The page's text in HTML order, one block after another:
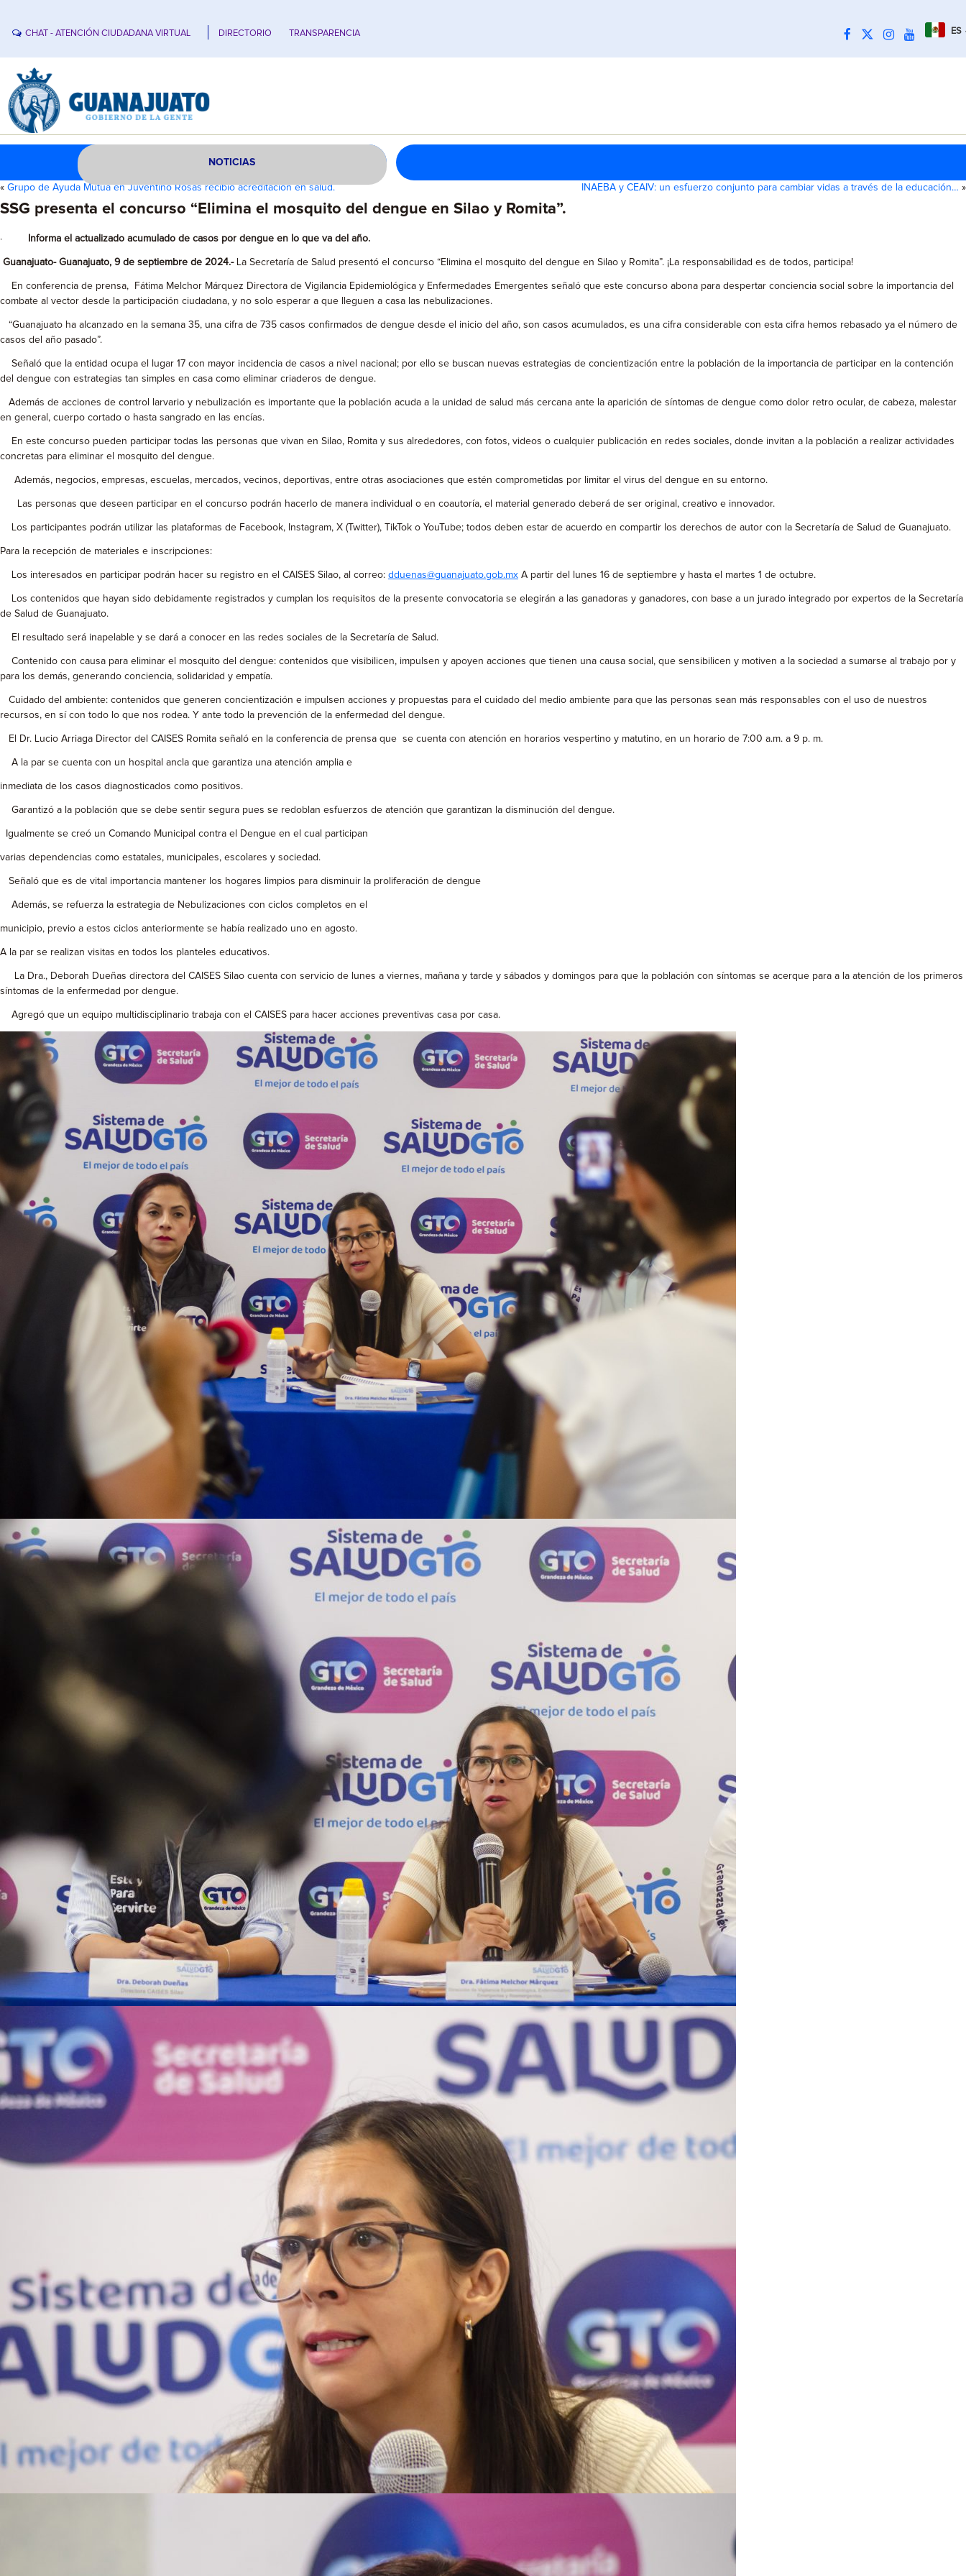
CHAT - ATENCIÓN CIUDADANA VIRTUAL DIRECTORIO TRANSPARENCIA ES
NOTICIAS
« Grupo de Ayuda Mutua en Juventino Rosas recibió acreditación en salud. INAEBA y CEAIV: un esfuerzo conjunto para cambiar vidas a través de la educación… »
SSG presenta el concurso “Elimina el mosquito del dengue en Silao y Romita”.
· Informa el actualizado acumulado de casos por dengue en lo que va del año.
Guanajuato- Guanajuato, 9 de septiembre de 2024.- La Secretaría de Salud presentó el concurso “Elimina el mosquito del dengue en Silao y Romita”. ¡La responsabilidad es de todos, participa!
En conferencia de prensa, Fátima Melchor Márquez Directora de Vigilancia Epidemiológica y Enfermedades Emergentes señaló que este concurso abona para despertar conciencia social sobre la importancia del
combate al vector desde la participación ciudadana, y no solo esperar a que lleguen a casa las nebulizaciones.
“Guanajuato ha alcanzado en la semana 35, una cifra de 735 casos confirmados de dengue desde el inicio del año, son casos acumulados, es una cifra considerable con esta cifra hemos rebasado ya el número de
casos del año pasado”.
Señaló que la entidad ocupa el lugar 17 con mayor incidencia de casos a nivel nacional; por ello se buscan nuevas estrategias de concientización entre la población de la importancia de participar en la contención
del dengue con estrategias tan simples en casa como eliminar criaderos de dengue.
Además de acciones de control larvario y nebulización es importante que la población acuda a la unidad de salud más cercana ante la aparición de síntomas de dengue como dolor retro ocular, de cabeza, malestar
en general, cuerpo cortado o hasta sangrado en las encías.
En este concurso pueden participar todas las personas que vivan en Silao, Romita y sus alrededores, con fotos, videos o cualquier publicación en redes sociales, donde invitan a la población a realizar actividades
concretas para eliminar el mosquito del dengue.
Además, negocios, empresas, escuelas, mercados, vecinos, deportivas, entre otras asociaciones que estén comprometidas por limitar el virus del dengue en su entorno.
Las personas que deseen participar en el concurso podrán hacerlo de manera individual o en coautoría, el material generado deberá de ser original, creativo e innovador.
Los participantes podrán utilizar las plataformas de Facebook, Instagram, X (Twitter), TikTok o YouTube; todos deben estar de acuerdo en compartir los derechos de autor con la Secretaría de Salud de Guanajuato.
Para la recepción de materiales e inscripciones:
Los interesados en participar podrán hacer su registro en el CAISES Silao, al correo: dduenas@guanajuato.gob.mx A partir del lunes 16 de septiembre y hasta el martes 1 de octubre.
Los contenidos que hayan sido debidamente registrados y cumplan los requisitos de la presente convocatoria se elegirán a las ganadoras y ganadores, con base a un jurado integrado por expertos de la Secretaría
de Salud de Guanajuato.
El resultado será inapelable y se dará a conocer en las redes sociales de la Secretaría de Salud.
Contenido con causa para eliminar el mosquito del dengue: contenidos que visibilicen, impulsen y apoyen acciones que tienen una causa social, que sensibilicen y motiven a la sociedad a sumarse al trabajo por y
para los demás, generando conciencia, solidaridad y empatía.
Cuidado del ambiente: contenidos que generen concientización e impulsen acciones y propuestas para el cuidado del medio ambiente para que las personas sean más responsables con el uso de nuestros
recursos, en sí con todo lo que nos rodea. Y ante todo la prevención de la enfermedad del dengue.
El Dr. Lucio Arriaga Director del CAISES Romita señaló en la conferencia de prensa que se cuenta con atención en horarios vespertino y matutino, en un horario de 7:00 a.m. a 9 p. m.
A la par se cuenta con un hospital ancla que garantiza una atención amplia e
inmediata de los casos diagnosticados como positivos.
Garantizó a la población que se debe sentir segura pues se redoblan esfuerzos de atención que garantizan la disminución del dengue.
Igualmente se creó un Comando Municipal contra el Dengue en el cual participan
varias dependencias como estatales, municipales, escolares y sociedad.
Señaló que es de vital importancia mantener los hogares limpios para disminuir la proliferación de dengue
Además, se refuerza la estrategia de Nebulizaciones con ciclos completos en el
municipio, previo a estos ciclos anteriormente se había realizado uno en agosto.
A la par se realizan visitas en todos los planteles educativos.
La Dra., Deborah Dueñas directora del CAISES Silao cuenta con servicio de lunes a viernes, mañana y tarde y sábados y domingos para que la población con síntomas se acerque para a la atención de los primeros
síntomas de la enfermedad por dengue.
Agregó que un equipo multidisciplinario trabaja con el CAISES para hacer acciones preventivas casa por casa.